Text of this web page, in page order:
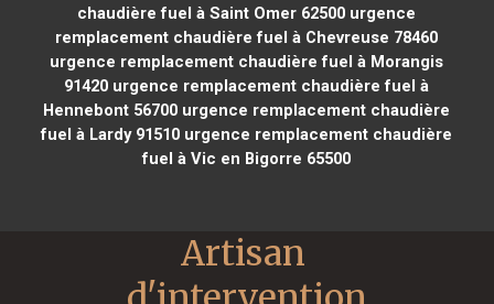
chaudière fuel à Saint Omer 62500 urgence
remplacement chaudière fuel à Chevreuse 78460
urgence remplacement chaudière fuel à Morangis
91420 urgence remplacement chaudière fuel à
Hennebont 56700 urgence remplacement chaudière
fuel à Lardy 91510 urgence remplacement chaudière
fuel à Vic en Bigorre 65500
Artisan